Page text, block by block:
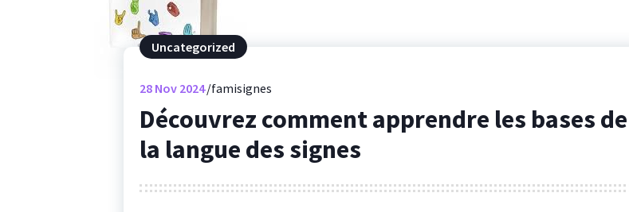
Uncategorized
28Nov 2024 famisignes
Découvrez comment apprendre les bases de
la langue des signes